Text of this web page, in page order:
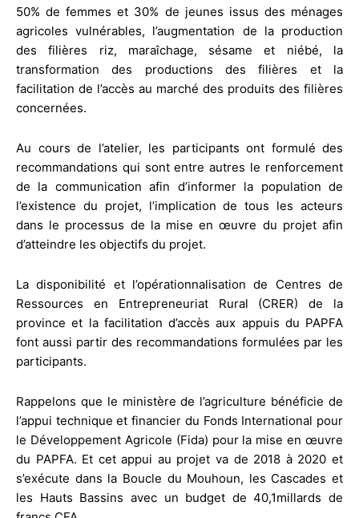
50% de femmes et 30% de jeunes issus des ménages
agricoles vulnérables, l’augmentation de la production
des filières riz, maraîchage, sésame et niébé, la
transformation des productions des filières et la
facilitation de l’accès au marché des produits des filières
concernées.
Au cours de l’atelier, les participants ont formulé des
recommandations qui sont entre autres le renforcement
de la communication afin d’informer la population de
l’existence du projet, l’implication de tous les acteurs
dans le processus de la mise en œuvre du projet afin
d’atteindre les objectifs du projet.
La disponibilité et l’opérationnalisation de Centres de
Ressources en Entrepreneuriat Rural (CRER) de la
province et la facilitation d’accès aux appuis du PAPFA
font aussi partir des recommandations formulées par les
participants.
Rappelons que le ministère de l’agriculture bénéficie de
l’appui technique et financier du Fonds International pour
le Développement Agricole (Fida) pour la mise en œuvre
du PAPFA. Et cet appui au projet va de 2018 à 2020 et
s’exécute dans la Boucle du Mouhoun, les Cascades et
les Hauts Bassins avec un budget de 40,1millards de